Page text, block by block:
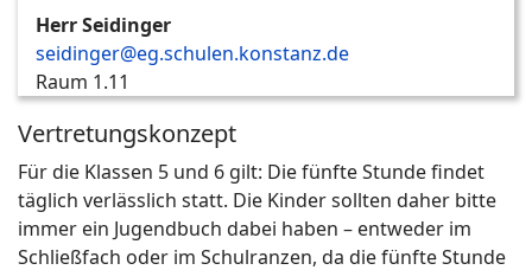
Herr Seidinger
seidinger@eg.schulen.konstanz.de
Raum 1.11
Vertretungskonzept
Für die Klassen 5 und 6 gilt: Die fünfte Stunde findet
täglich verlässlich statt. Die Kinder sollten daher bitte
immer ein Jugendbuch dabei haben – entweder im
Schließfach oder im Schulranzen, da die fünfte Stunde